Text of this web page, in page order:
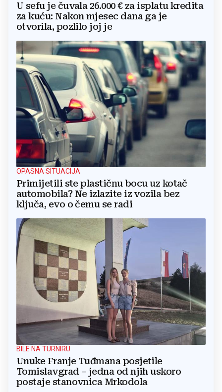
U sefu je čuvala 26.000 € za isplatu kredita
za kuću: Nakon mjesec dana ga je
otvorila, pozlilo joj je
OPASNA SITUACIJA
Primijetili ste plastičnu bocu uz kotač
automobila? Ne izlazite iz vozila bez
ključa, evo o čemu se radi
BILE NA TURNIRU
Unuke Franje Tuđmana posjetile
Tomislavgrad – jedna od njih uskoro
postaje stanovnica Mrkodola